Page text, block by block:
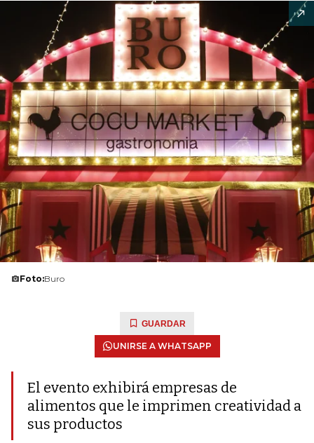
Foto:Buro
GUARDAR
UNIRSE A WHATSAPP
El evento exhibirá empresas de
alimentos que le imprimen creatividad a
sus productos